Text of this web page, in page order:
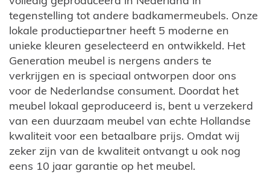
tegenstelling tot andere badkamermeubels. Onze
lokale productiepartner heeft 5 moderne en
unieke kleuren geselecteerd en ontwikkeld. Het
Generation meubel is nergens anders te
verkrijgen en is speciaal ontworpen door ons
voor de Nederlandse consument. Doordat het
meubel lokaal geproduceerd is, bent u verzekerd
van een duurzaam meubel van echte Hollandse
kwaliteit voor een betaalbare prijs. Omdat wij
zeker zijn van de kwaliteit ontvangt u ook nog
eens 10 jaar garantie op het meubel.